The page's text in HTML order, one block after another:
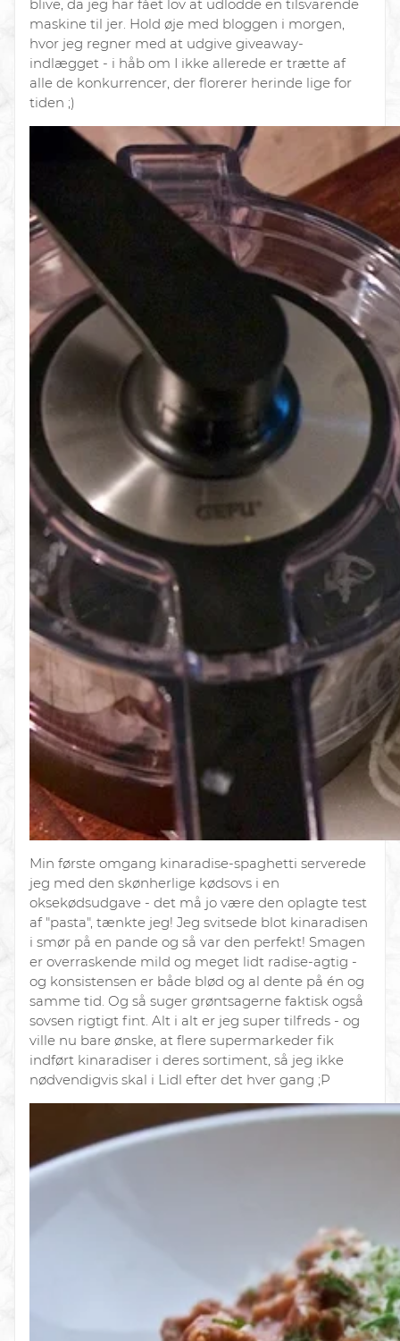
blive, da jeg har fået lov at udlodde en tilsvarende
maskine til jer. Hold øje med bloggen i morgen,
hvor jeg regner med at udgive giveaway-
indlægget - i håb om I ikke allerede er trætte af
alle de konkurrencer, der florerer herinde lige for
tiden ;)
Min første omgang kinaradise-spaghetti serverede
jeg med den skønherlige kødsovs i en
oksekødsudgave - det må jo være den oplagte test
af "pasta", tænkte jeg! Jeg svitsede blot kinaradisen
i smør på en pande og så var den perfekt! Smagen
er overraskende mild og meget lidt radise-agtig -
og konsistensen er både blød og al dente på én og
samme tid. Og så suger grøntsagerne faktisk også
sovsen rigtigt fint. Alt i alt er jeg super tilfreds - og
ville nu bare ønske, at flere supermarkeder fik
indført kinaradiser i deres sortiment, så jeg ikke
nødvendigvis skal i Lidl efter det hver gang ;P